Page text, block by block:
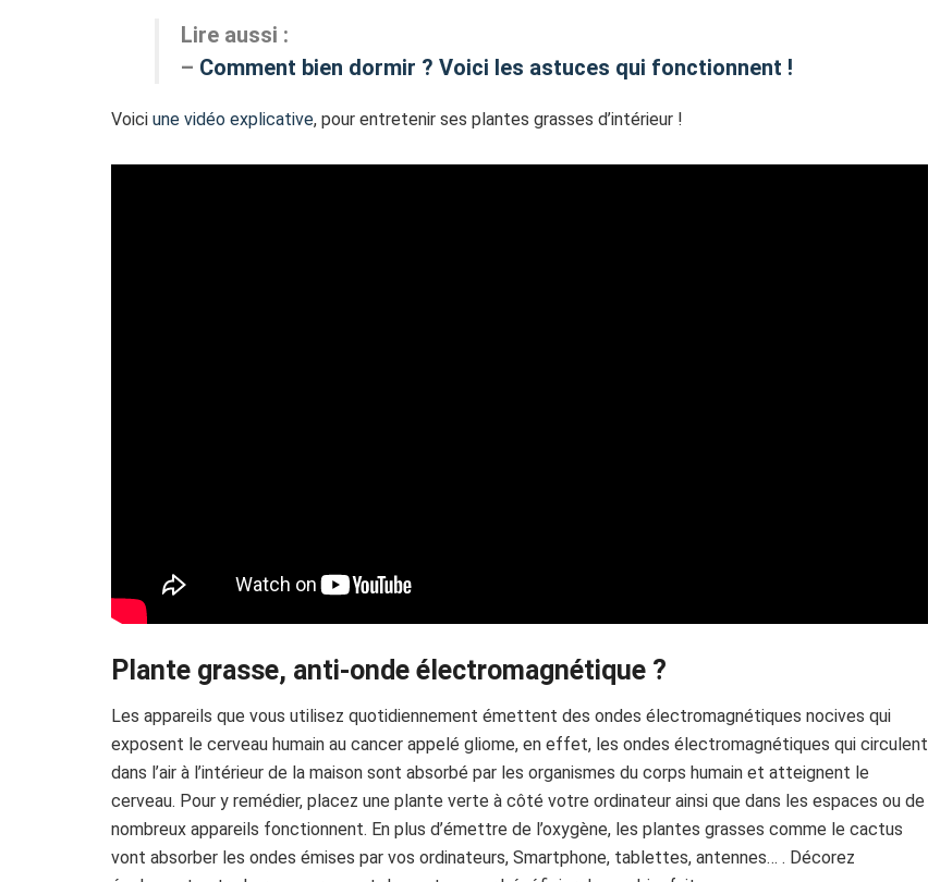
Lire aussi :
– Comment bien dormir ? Voici les astuces qui fonctionnent !
Voici une vidéo explicative, pour entretenir ses plantes grasses d’intérieur !
Plante grasse, anti-onde électromagnétique ?
Les appareils que vous utilisez quotidiennement émettent des ondes électromagnétiques nocives qui
exposent le cerveau humain au cancer appelé gliome, en effet, les ondes électromagnétiques qui circulent
dans l’air à l’intérieur de la maison sont absorbé par les organismes du corps humain et atteignent le
cerveau. Pour y remédier, placez une plante verte à côté votre ordinateur ainsi que dans les espaces ou de
nombreux appareils fonctionnent. En plus d’émettre de l’oxygène, les plantes grasses comme le cactus
vont absorber les ondes émises par vos ordinateurs, Smartphone, tablettes, antennes… . Décorez